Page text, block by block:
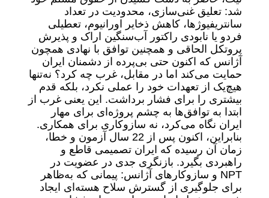
شد: تعلیق غنی‌سازی، محدودیت در تعداد
سانتریفیوژها، کاهش ذخایر اورانیوم، تعطیلی
فردو یا نابودی راکتور آب‌سنگین اراک و پذیرش
پروتکل الحاقی و همچنین توافق با نهادی همچون
آژانس که اکنون حتی بی‌پرده از دشمنان ایران
حمایت می‌کند اما در مقابل، غرب چه کرد؟ نه‌تنها
هیچ‌یک از تعهدات خود را عملی نکرد، بلکه قدم
بیشتری را برای فشار برداشت. این یعنی غرب از
ابتدا به توافق‌ها به چشم پروژه‌ای برای مهار
ایران نگاه می‌کرد، نه سازوکاری برای همکاری.
بنابراین، اکنون پس از 22 سال آزمون و خطا،
زمان آن رسیده که ایران تصمیمی قاطع و
راهبردی بگیرد. بازنگری جدی در عضویت در
NPT و سازوکارهای آژانس: پیمانی که به‌ظاهر
برای جلوگیری از گسترش سلاح هسته‌ای ایجاد